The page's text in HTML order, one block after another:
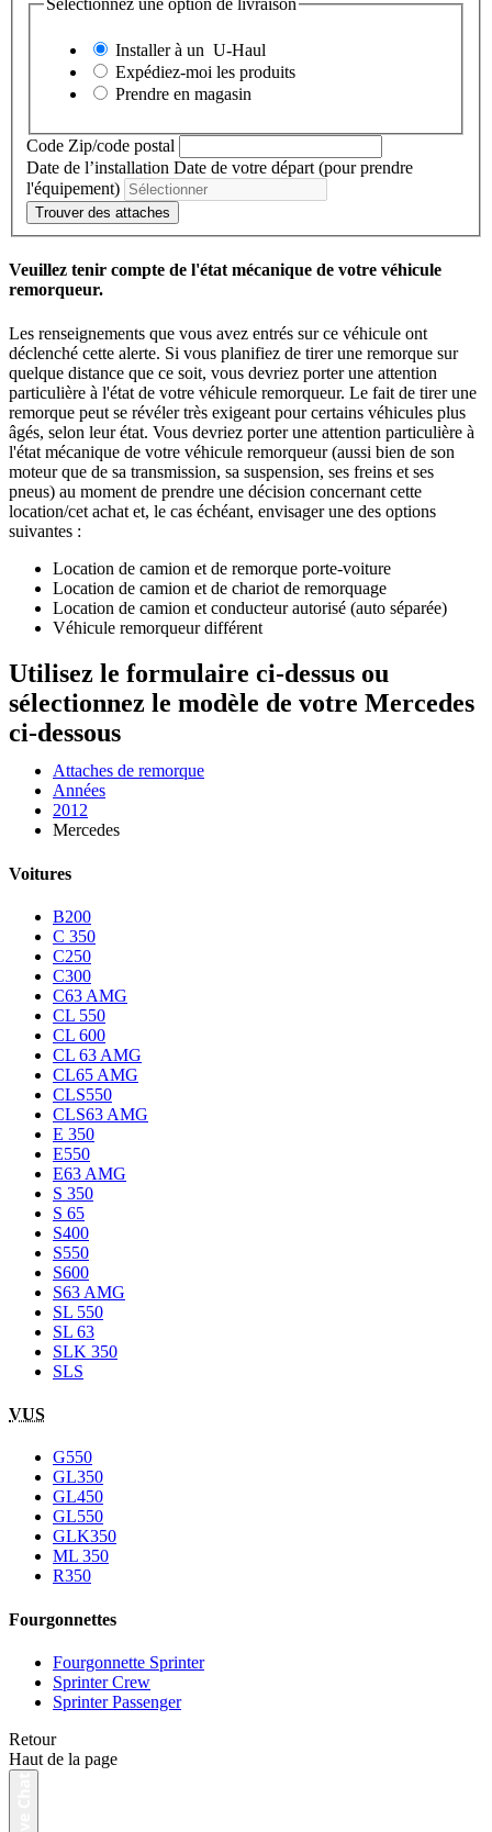
Sélectionnez une option de livraison
Installer à un U-Haul
Expédiez-moi les produits
Prendre en magasin
Code Zip/code postal
Date de l’installation Date de votre départ (pour prendre
l'équipement)
Trouver des attaches
Veuillez tenir compte de l'état mécanique de votre véhicule
remorqueur.
Les renseignements que vous avez entrés sur ce véhicule ont
déclenché cette alerte. Si vous planifiez de tirer une remorque sur
quelque distance que ce soit, vous devriez porter une attention
particulière à l'état de votre véhicule remorqueur. Le fait de tirer une
remorque peut se révéler très exigeant pour certains véhicules plus
âgés, selon leur état. Vous devriez porter une attention particulière à
l'état mécanique de votre véhicule remorqueur (aussi bien de son
moteur que de sa transmission, sa suspension, ses freins et ses
pneus) au moment de prendre une décision concernant cette
location/cet achat et, le cas échéant, envisager une des options
suivantes :
Location de camion et de remorque porte-voiture
Location de camion et de chariot de remorquage
Location de camion et conducteur autorisé (auto séparée)
Véhicule remorqueur différent
Utilisez le formulaire ci-dessus ou
sélectionnez le modèle de votre Mercedes
ci-dessous
Attaches de remorque
Années
2012
Mercedes
Voitures
B200
C 350
C250
C300
C63 AMG
CL 550
CL 600
CL 63 AMG
CL65 AMG
CLS550
CLS63 AMG
E 350
E550
E63 AMG
S 350
S 65
S400
S550
S600
S63 AMG
SL 550
SL 63
SLK 350
SLS
VUS
G550
GL350
GL450
GL550
GLK350
ML 350
R350
Fourgonnettes
Fourgonnette Sprinter
Sprinter Crew
Sprinter Passenger
Retour
Haut de la page